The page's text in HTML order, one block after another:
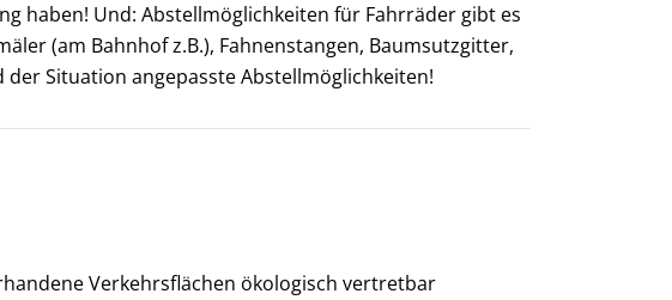
haben! Und: Abstellmöglichkeiten für Fahrräder gibt es
(am Bahnhof z.B.), Fahnenstangen, Baumsutzgitter,
Situation angepasste Abstellmöglichkeiten!
Verkehrsflächen ökologisch vertretbar